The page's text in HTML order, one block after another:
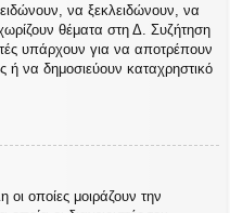
να ξεκλειδώνουν, να
θέματα στη Δ. Συζήτηση
υπάρχουν για να αποτρέπουν
ή να δημοσιεύουν καταχρηστικό
οποίες μοιράζουν την